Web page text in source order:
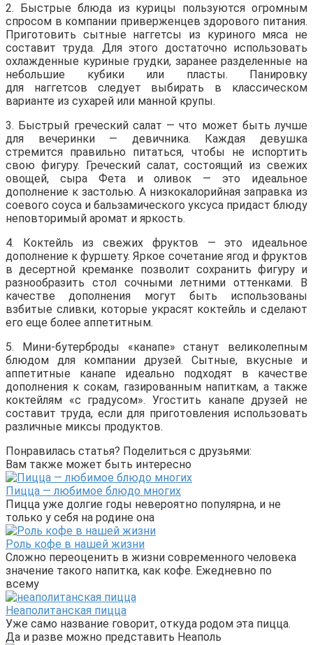
2. Быстрые блюда из курицы пользуются огромным
спросом в компании приверженцев здорового питания.
Приготовить сытные наггетсы из куриного мяса не
составит труда. Для этого достаточно использовать
охлажденные куриные грудки, заранее разделенные на
небольшие кубики или пласты. Панировку
для наггетсов следует выбирать в классическом
варианте из сухарей или манной крупы.
3. Быстрый греческий салат — что может быть лучше
для вечеринки — девичника. Каждая девушка
стремится правильно питаться, чтобы не испортить
свою фигуру. Греческий салат, состоящий из свежих
овощей, сыра Фета и оливок — это идеальное
дополнение к застолью. А низкокалорийная заправка из
соевого соуса и бальзамического уксуса придаст блюду
неповторимый аромат и яркость.
4. Коктейль из свежих фруктов — это идеальное
дополнение к фуршету. Яркое сочетание ягод и фруктов
в десертной креманке позволит сохранить фигуру и
разнообразить стол сочными летними оттенками. В
качестве дополнения могут быть использованы
взбитые сливки, которые украсят коктейль и сделают
его еще более аппетитным.
5. Мини-бутерброды «канапе» станут великолепным
блюдом для компании друзей. Сытные, вкусные и
аппетитные канапе идеально подходят в качестве
дополнения к сокам, газированным напиткам, а также
коктейлям «с градусом». Угостить канапе друзей не
составит труда, если для приготовления использовать
различные миксы продуктов.
Понравилась статья? Поделиться с друзьями:
Вам также может быть интересно
Пицца — любимое блюдо многих
Пицца уже долгие годы невероятно популярна, и не
только у себя на родине она
Роль кофе в нашей жизни
Сложно переоценить в жизни современного человека
значение такого напитка, как кофе. Ежедневно по
всему
Неаполитанская пицца
Уже само название говорит, откуда родом эта пицца.
Да и разве можно представить Неаполь